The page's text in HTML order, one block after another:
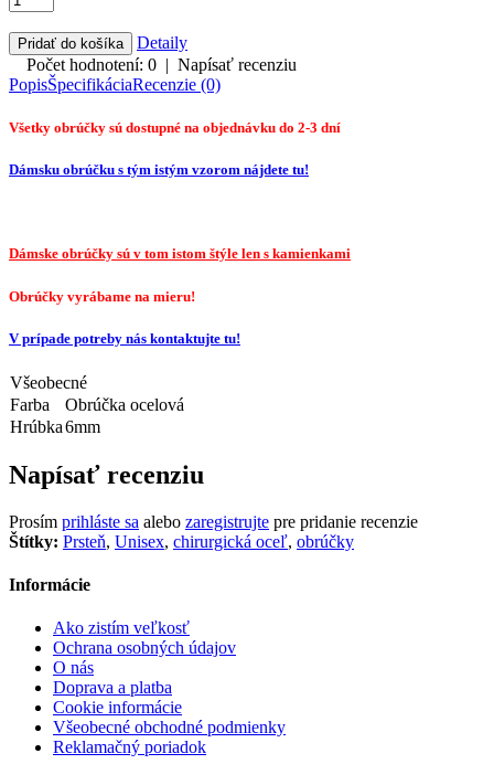
Detaily
Počet hodnotení: 0 | Napísať recenziu
PopisŠpecifikáciaRecenzie (0)
Všetky obrúčky sú dostupné na objednávku do 2-3 dní
Dámsku obrúčku s tým istým vzorom nájdete tu!
Dámske obrúčky sú v tom istom štýle len s kamienkami
Obrúčky vyrábame na mieru!
V prípade potreby nás kontaktujte tu!
Všeobecné
Farba
Obrúčka ocelová
Hrúbka6mm
Napísať recenziu
Prosím prihláste sa alebo zaregistrujte pre pridanie recenzie
Štítky: Prsteň, Unisex, chirurgická oceľ, obrúčky
Informácie
Ako zistím veľkosť
Ochrana osobných údajov
O nás
Doprava a platba
Cookie informácie
Všeobecné obchodné podmienky
Reklamačný poriadok